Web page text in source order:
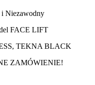
i Niezawodny
FACE LIFT
TEKNA BLACK
ZAMÓWIENIE!